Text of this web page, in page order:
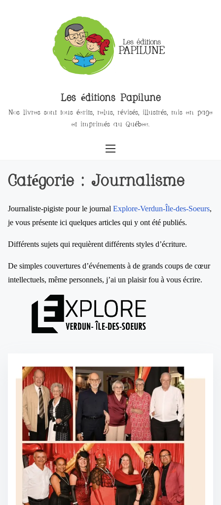
Les éditions Papilune
Nos livres sont tous écrits, relus, révisés, illustrés, mis en page
et imprimés au Québec.
Catégorie : Journalisme
Journaliste-pigiste pour le journal Explore-Verdun-Île-des-Soeurs,
je vous présente ici quelques articles qui y ont été publiés.
Différents sujets qui requièrent différents styles d’écriture.
De simples couvertures d’événements à de grands coups de cœur
intellectuels, même personnels, j’ai un plaisir fou à vous écrire.